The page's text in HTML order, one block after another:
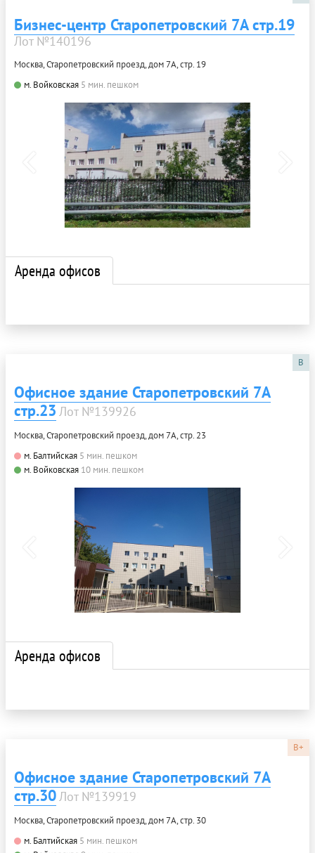
Бизнес-центр Старопетровский 7А стр.19
Лот №140196
Москва, Старопетровский проезд, дом 7А, стр. 19
м. Войковская 5 мин. пешком
Аренда офисов
B
Офисное здание Старопетровский 7А
стр.23 Лот №139926
Москва, Старопетровский проезд, дом 7А, стр. 23
м. Балтийская 5 мин. пешком
м. Войковская 10 мин. пешком
Аренда офисов
B+
Офисное здание Старопетровский 7А
стр.30Лот №139919
Москва, Старопетровский проезд, дом 7А, стр. 30
м. Балтийская 5 мин. пешком